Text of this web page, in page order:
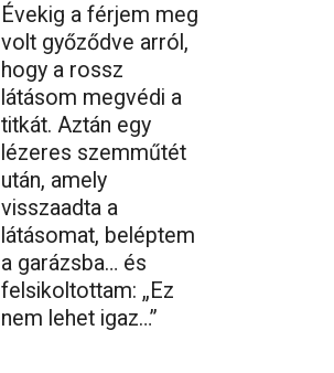
Évekig a férjem meg
volt győződve arról,
hogy a rossz
látásom megvédi a
titkát. Aztán egy
lézeres szemműtét
után, amely
visszaadta a
látásomat, beléptem
a garázsba… és
felsikoltottam: „Ez
nem lehet igaz…”